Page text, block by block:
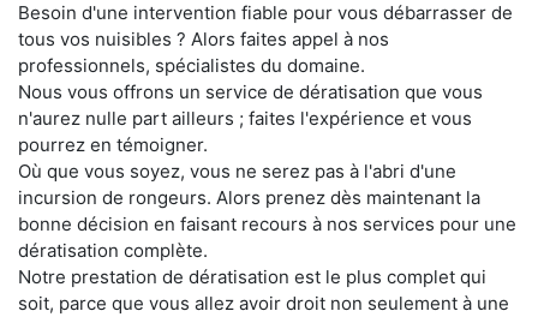
Besoin d'une intervention fiable pour vous débarrasser de
tous vos nuisibles ? Alors faites appel à nos
professionnels, spécialistes du domaine.
Nous vous offrons un service de dératisation que vous
n'aurez nulle part ailleurs ; faites l'expérience et vous
pourrez en témoigner.
Où que vous soyez, vous ne serez pas à l'abri d'une
incursion de rongeurs. Alors prenez dès maintenant la
bonne décision en faisant recours à nos services pour une
dératisation complète.
Notre prestation de dératisation est le plus complet qui
soit, parce que vous allez avoir droit non seulement à une